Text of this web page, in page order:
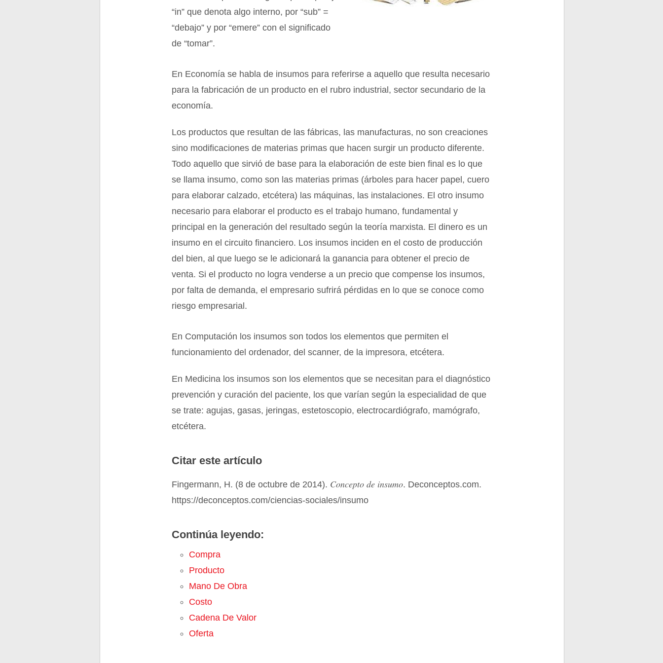
“in” que denota algo interno, por “sub” =
“debajo” y por “emere” con el significado
de “tomar”.
En Economía se habla de insumos para referirse a aquello que resulta necesario
para la fabricación de un producto en el rubro industrial, sector secundario de la
economía.
Los productos que resultan de las fábricas, las manufacturas, no son creaciones
sino modificaciones de materias primas que hacen surgir un producto diferente.
Todo aquello que sirvió de base para la elaboración de este bien final es lo que
se llama insumo, como son las materias primas (árboles para hacer papel, cuero
para elaborar calzado, etcétera) las máquinas, las instalaciones. El otro insumo
necesario para elaborar el producto es el trabajo humano, fundamental y
principal en la generación del resultado según la teoría marxista. El dinero es un
insumo en el circuito financiero. Los insumos inciden en el costo de producción
del bien, al que luego se le adicionará la ganancia para obtener el precio de
venta. Si el producto no logra venderse a un precio que compense los insumos,
por falta de demanda, el empresario sufrirá pérdidas en lo que se conoce como
riesgo empresarial.
En Computación los insumos son todos los elementos que permiten el
funcionamiento del ordenador, del scanner, de la impresora, etcétera.
En Medicina los insumos son los elementos que se necesitan para el diagnóstico
prevención y curación del paciente, los que varían según la especialidad de que
se trate: agujas, gasas, jeringas, estetoscopio, electrocardiógrafo, mamógrafo,
etcétera.
Citar este artículo
Fingermann, H. (8 de octubre de 2014). Concepto de insumo. Deconceptos.com.
https://deconceptos.com/ciencias-sociales/insumo
Continúa leyendo:
Compra
Producto
Mano De Obra
Costo
Cadena De Valor
Oferta